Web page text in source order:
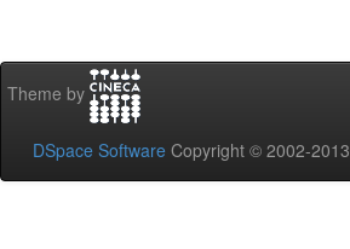
Theme by
DSpace Software Copyright © 2002-2013